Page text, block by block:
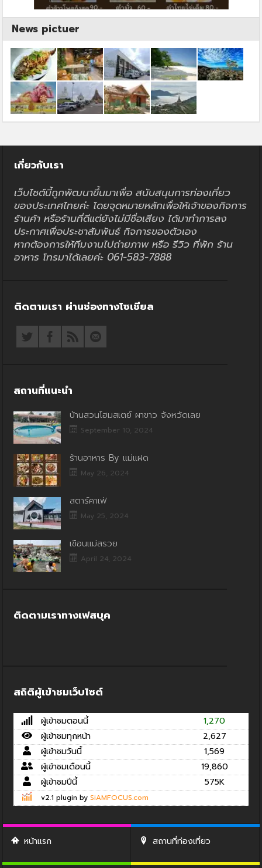
News pictuer
เกี่ยวกับเรา
เว็บไซต์นี้ถูกพัฒนาขึ้นมาเพื่อ สนับสนุนการท่องเที่ยว
ของประเทศไทยค่ะ โดยจุดหมายหลักเพื่อให้เจ้าของกิจการ
ร้านค้า หรือร้านที่ดีแต่ยังไม่มีชื่อเสียง ได้มาทำการลง
ประกาศเพื่อประชาสัมพันธ์ กิจการของตัวเอง
หากต้องการให้ทีมงานไปถ่ายภาพ หรือ รีวิว ที่พัก ร้าน
อาหาร โทรมาได้เลยค่ะ 061-583-7888
ติดตามเรา ผ่านช่องทางโซเชียล
สถานที่แนะนำ
บ้านสวนโฮมสเตย์ ผาขาว จังหวัดเลย
September 10, 2024
ร้านอาหาร By แม่แฝด
May 26, 2024
สตาร์คาเฟ่
May 25, 2024
เขื่อนแม่สรวย
April 24, 2024
ติดตามเราทางเฟสบุค
สถิติผู้เข้าชมเว็บไซต์
ผู้เข้าชมตอนนี้
1,270
ผู้เข้าชมทุกหน้า
2,627
ผู้เข้าชมวันนี้
1,569
ผู้เข้าชมเดือนนี้
19,860
ผู้เข้าชมปีนี้
575K
v2.1 plugin by SiAMFOCUS.com
หน้าแรก สถานที่ท่องเที่ยว